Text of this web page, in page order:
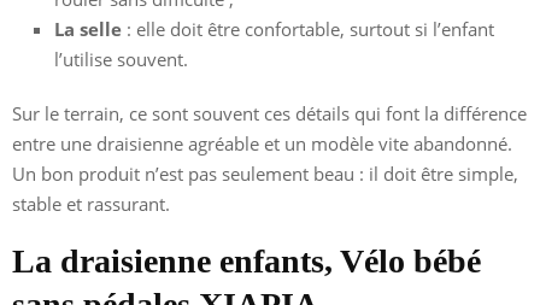
La selle : elle doit être confortable, surtout si l’enfant
l’utilise souvent.
Sur le terrain, ce sont souvent ces détails qui font la différence
entre une draisienne agréable et un modèle vite abandonné.
Un bon produit n’est pas seulement beau : il doit être simple,
stable et rassurant.
La draisienne enfants, Vélo bébé